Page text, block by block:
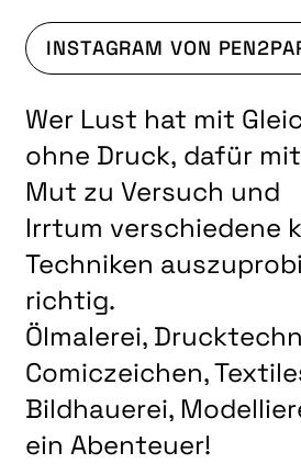
DER VEREIN
KUNSTHAUS R3
SPECKDRUMM HALLE
BEWERBUNG
UNSERE MITGLIEDER
UNSERE
VERANSTALTUNGEN
BEFREUNDETE
INSTAGRAM VON
Wer Lust hat mit
ohne Druck, dafür
Mut zu Versuch und
Irrtum verschiedene
Techniken
richtig.
Ölmalerei,
Comiczeichen,
Bildhauerei,
ein Abenteuer!